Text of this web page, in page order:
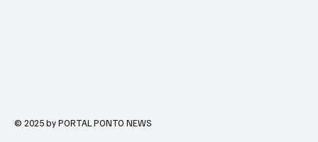
© 2025 by PORTAL PONTO NEWS